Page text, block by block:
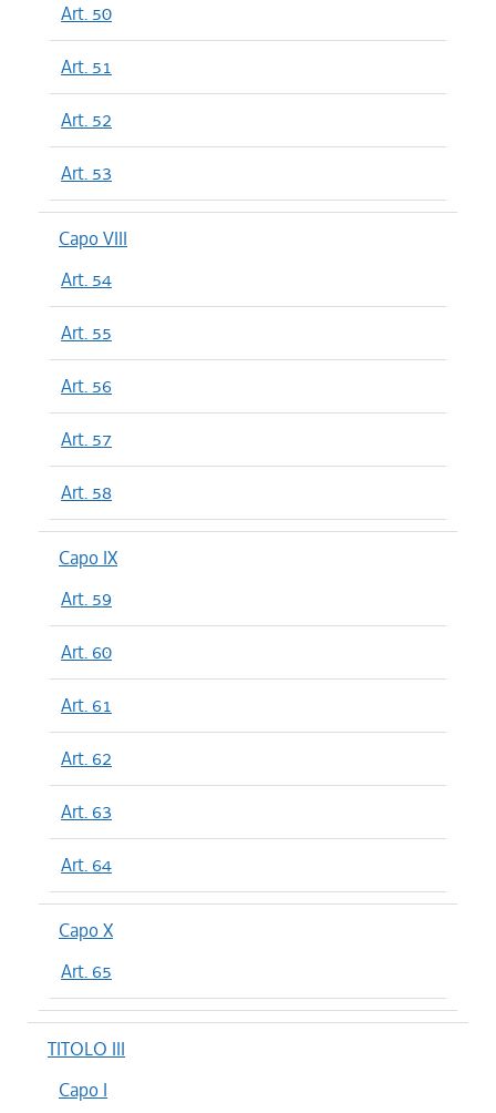
Art. 50
Art. 51
Art. 52
Art. 53
Capo VIII
Art. 54
Art. 55
Art. 56
Art. 57
Art. 58
Capo IX
Art. 59
Art. 60
Art. 61
Art. 62
Art. 63
Art. 64
Capo X
Art. 65
TITOLO III
Capo I